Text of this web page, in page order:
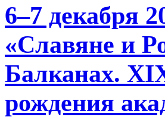
6–7 декабря
«Славяне и
Балканах.
рождения